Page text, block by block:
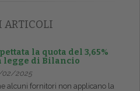
ARTICOLI
la quota del 3,65%
legge di Bilancio
2025
alcuni fornitori non applicano la